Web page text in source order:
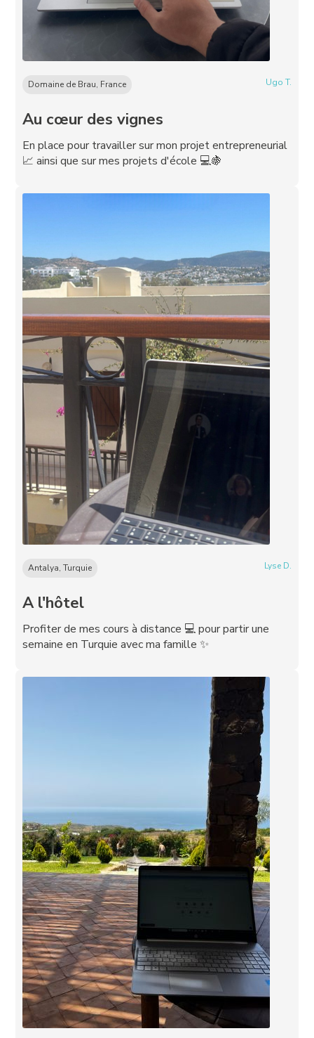
Domaine de Brau, France Ugo T.
Au cœur des vignes
En place pour travailler sur mon projet entrepreneurial
📈 ainsi que sur mes projets d'école 💻🍇
Antalya, Turquie Lyse D.
A l'hôtel
Profiter de mes cours à distance 💻 pour partir une
semaine en Turquie avec ma famille ✨